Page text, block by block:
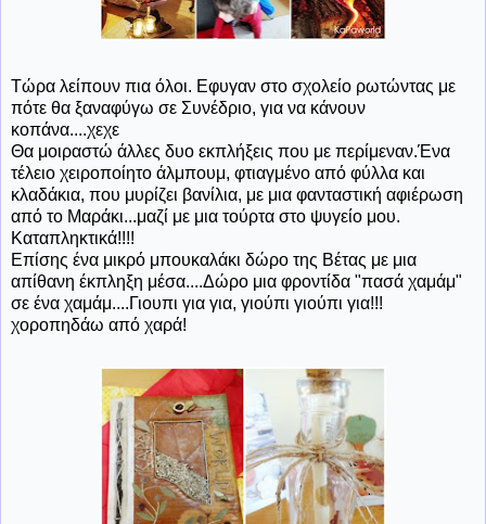
Τώρα λείπουν πια όλοι. Εφυγαν στο σχολείο ρωτώντας με
πότε θα ξαναφύγω σε Συνέδριο, για να κάνουν
κοπάνα....χεχε
Θα μοιραστώ άλλες δυο εκπλήξεις που με περίμεναν.Ένα
τέλειο χειροποίητο άλμπουμ, φτιαγμένο από φύλλα και
κλαδάκια, που μυρίζει βανίλια, με μια φανταστική αφιέρωση
από το Μαράκι...μαζί με μια τούρτα στο ψυγείο μου.
Καταπληκτικά!!!!
Επίσης ένα μικρό μπουκαλάκι δώρο της Βέτας με μια
απίθανη έκπληξη μέσα....Δώρο μια φροντίδα "πασά χαμάμ"
σε ένα χαμάμ....Γιουπι για για, γιούπι γιούπι για!!!
χοροπηδάω από χαρά!